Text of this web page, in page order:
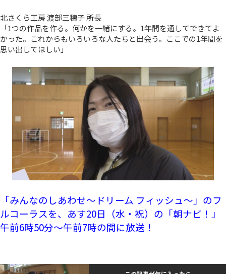
北さくら工房 渡部三穂子 所長
「1つの作品を作る。何かを一緒にする。1年間を通してできてよ
かった。これからもいろいろな人たちと出会う。ここでの1年間を
思い出してほしい」
「みんなのしあわせ～ドリーム フィッシュ～」のフ
ルコーラスを、あす20日（水・祝）の 「朝ナビ！」
午前6時50分～午前7時の間に放送！